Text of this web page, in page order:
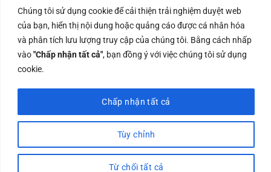
Chúng tôi sử dụng cookie để cải thiện trải nghiệm duyệt web
của bạn, hiển thị nội dung hoặc quảng cáo được cá nhân hóa
và phân tích lưu lượng truy cập của chúng tôi. Bằng cách nhấp
vào"Chấp nhận tất cả", bạn đồng ý với việc chúng tôi sử dụng
cookie.
Tùy chỉnh
Từ chối tất cả
Chấp nhận tất cả
Công ty TNHH Nam Bình Xương - Số ĐKKD: 0108783483
cấp ngày 14/06/2019 bởi Sở Kế Hoạch và Đầu Tư Tp. Hà
Nội
Copyrights @2023 Nam Binh Xuong. All Rights Reserved